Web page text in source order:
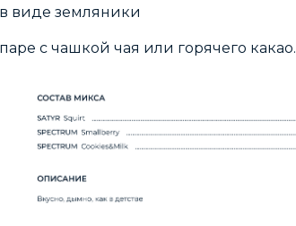
виде земляники
с чашкой чая или горячего какао.